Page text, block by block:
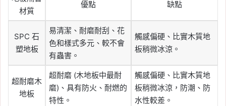
材質
優點 缺點
SPC 石
塑地板
易清潔、耐磨耐刮、花
色和樣式多元、較不會
有蟲害。
觸感偏硬、比實木質地
板稍微冰涼。
超耐磨木
地板
超耐磨 (木地板中最耐
磨)、具有防火、耐燃的
特性。
觸感偏硬、比實木質地
板稍微冰涼，防潮、防
水性較差。